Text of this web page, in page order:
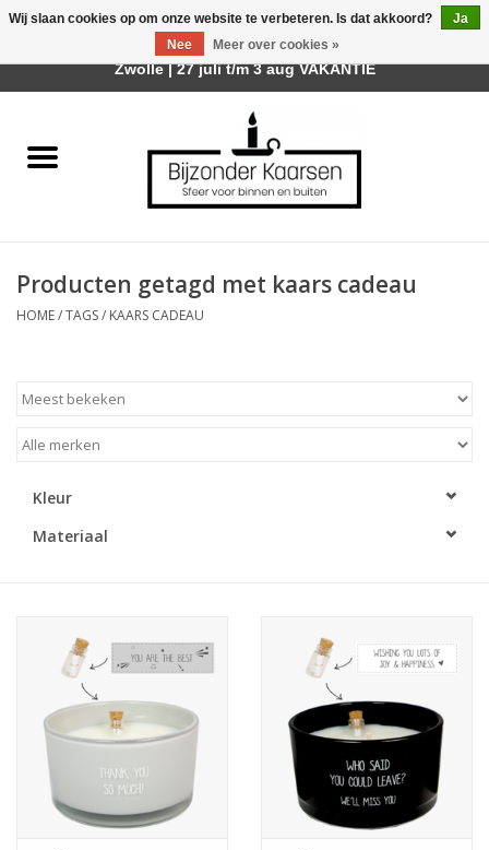
Räder Design Stories
Geurkaarsen
LED Kaarsen
Relatiegeschenken & Bedankjes
Huisparfums
Producten getagd met kaars cadeau
HOME/TAGS/ KAARS CADEAU
Kleur
Materiaal
Wij slaan cookies op om onze website te verbeteren. Is dat akkoord?
Ja
Nee
Meer over cookies »
Afhalen is mogelijk bij mijn winkel Trotz | Belvederelaan 107
Zwolle | 27 juli t/m 3 aug VAKANTIE